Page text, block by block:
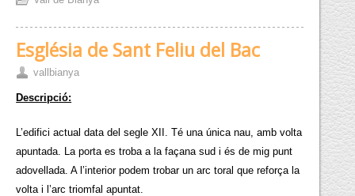
Església de Sant Feliu del Bac
vallbianya
Descripció:
L’edifici actual data del segle XII. Té una única nau, amb volta
apuntada. La porta es troba a la façana sud i és de mig punt
adovellada. A l’interior podem trobar un arc toral que reforça la
volta i l’arc triomfal apuntat.